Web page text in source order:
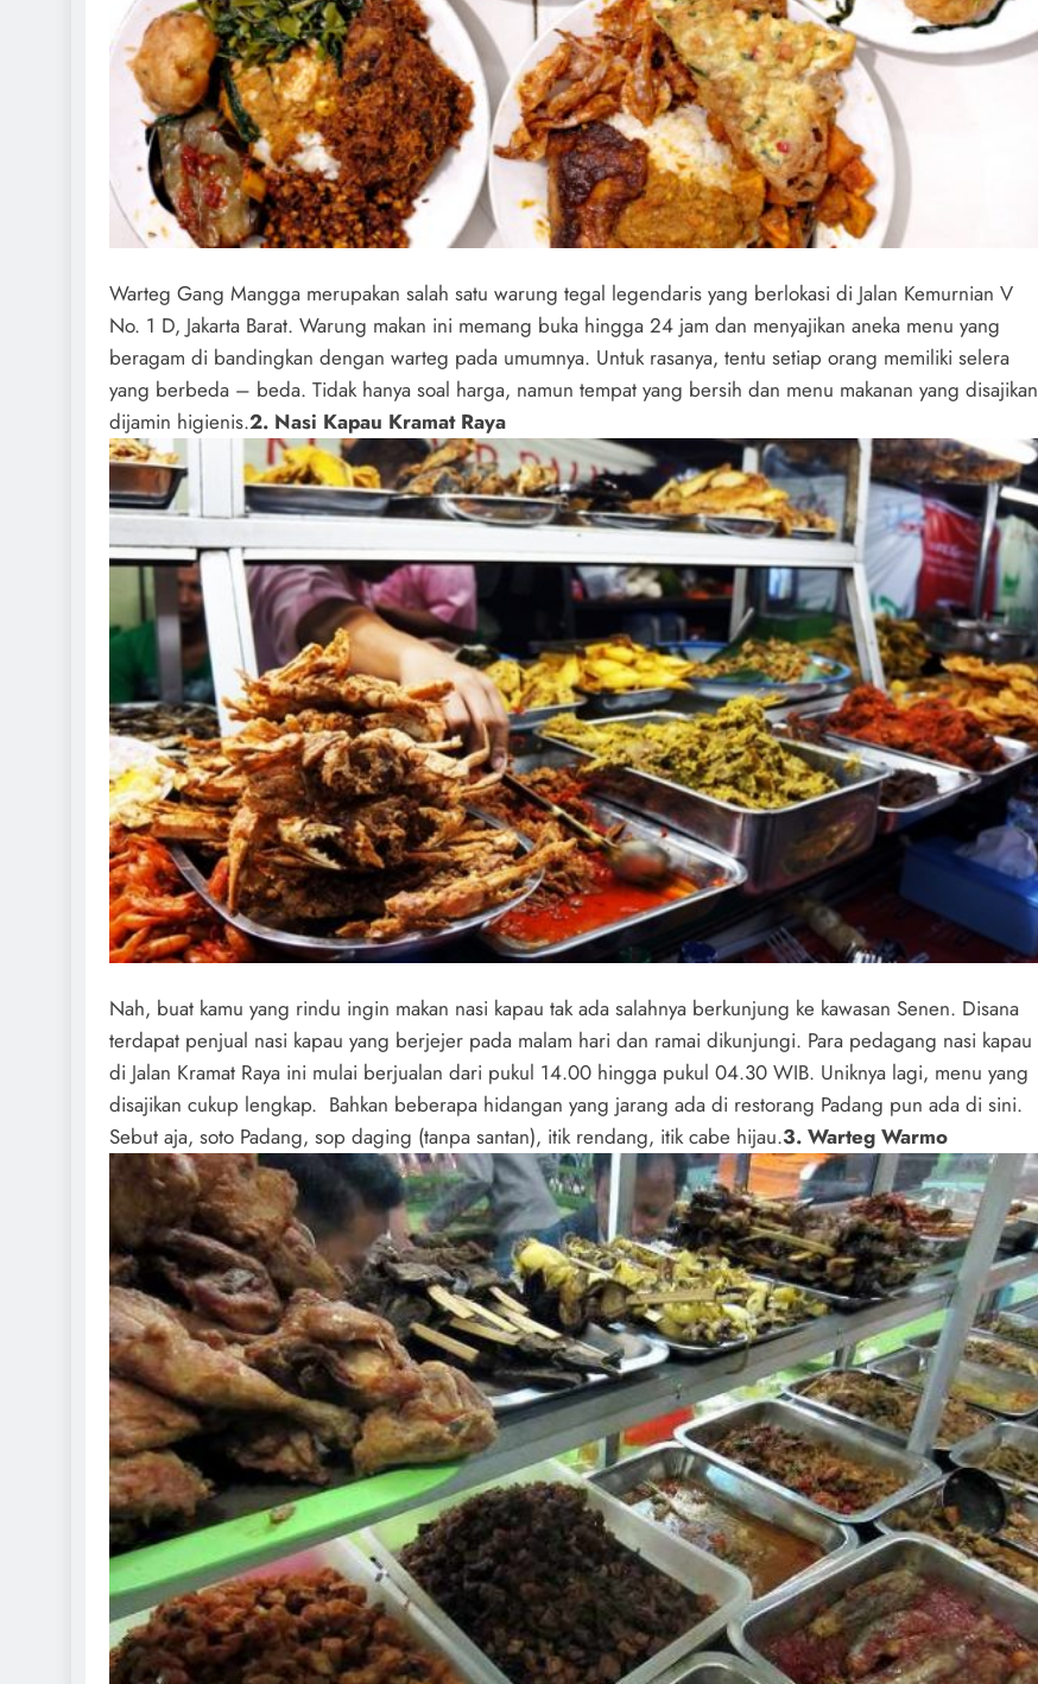
Warteg Gang Mangga merupakan salah satu warung tegal legendaris yang berlokasi di Jalan Kemurnian V
No. 1 D, Jakarta Barat. Warung makan ini memang buka hingga 24 jam dan menyajikan aneka menu yang
beragam di bandingkan dengan warteg pada umumnya. Untuk rasanya, tentu setiap orang memiliki selera
yang berbeda – beda. Tidak hanya soal harga, namun tempat yang bersih dan menu makanan yang disajikan
dijamin higienis.2. Nasi Kapau Kramat Raya
Nah, buat kamu yang rindu ingin makan nasi kapau tak ada salahnya berkunjung ke kawasan Senen. Disana
terdapat penjual nasi kapau yang berjejer pada malam hari dan ramai dikunjungi. Para pedagang nasi kapau
di Jalan Kramat Raya ini mulai berjualan dari pukul 14.00 hingga pukul 04.30 WIB. Uniknya lagi, menu yang
disajikan cukup lengkap. Bahkan beberapa hidangan yang jarang ada di restorang Padang pun ada di sini.
Sebut aja, soto Padang, sop daging (tanpa santan), itik rendang, itik cabe hijau.3. Warteg Warmo